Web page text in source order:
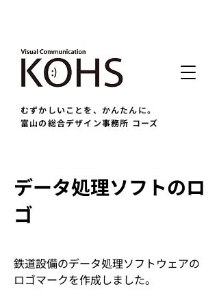
むずかしいことを、かんたんに。
富山の総合デザイン事務所 コーズ
データ処理ソフトのロ
ゴ
鉄道設備のデータ処理ソフトウェアの
ロゴマークを作成しました。